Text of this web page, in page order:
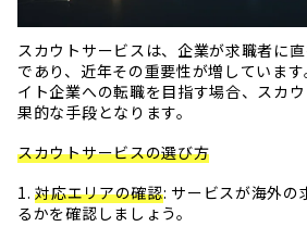
スカウトサービスは、企業が求職者に
であり、近年その重要性が増していま
イト企業への転職を目指す場合、スカ
果的な手段となります。
スカウトサービスの選び方
1.対応エリアの確認: サービスが海外の
るかを確認しましょう。